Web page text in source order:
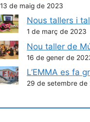
13 de maig de 2023
Nous tallers i
1 de març de 2023
Nou taller de
16 de gener de
L’EMMA es fa
29 de setembre de